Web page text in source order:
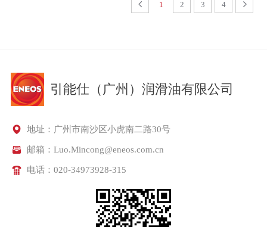
1 2 3 4
引能仕（广州）润滑油有限公司
地址：广州市南沙区小虎南二路30号
邮箱：Luo.Mincong@eneos.com.cn
电话：020-34973928-315